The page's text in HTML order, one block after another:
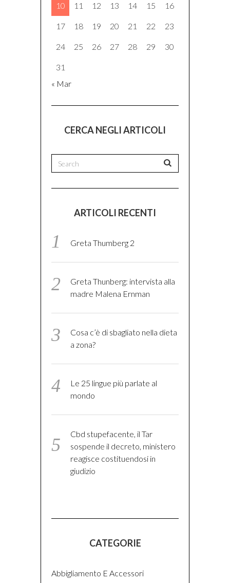
10 11 12 13 14 15 16
17 18 19 20 21 22 23
24 25 26 27 28 29 30
31
« Mar
CERCA NEGLI ARTICOLI
ARTICOLI RECENTI
Greta Thumberg 2
Greta Thunberg: intervista alla
madre Malena Ernman
Cosa c’è di sbagliato nella dieta
a zona?
Le 25 lingue più parlate al
mondo
Cbd stupefacente, il Tar
sospende il decreto, ministero
reagisce costituendosi in
giudizio
CATEGORIE
Abbigliamento E Accessori